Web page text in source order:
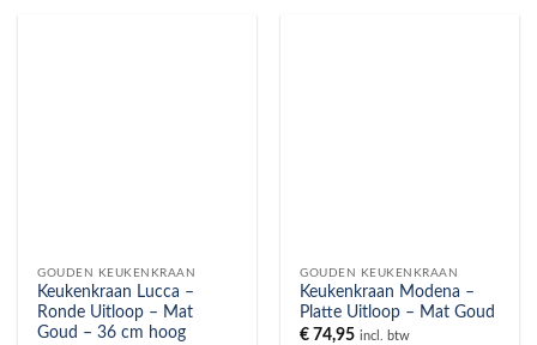
GOUDEN KEUKENKRAAN
Keukenkraan Lucca –
Ronde Uitloop – Mat
Goud – 36 cm hoog
GOUDEN KEUKENKRAAN
Keukenkraan Modena –
Platte Uitloop – Mat Goud
€ 74,95 incl. btw